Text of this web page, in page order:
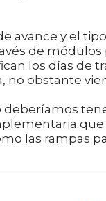
avance y el
de módulos
los días de
no obstante
deberíamos
las rampas